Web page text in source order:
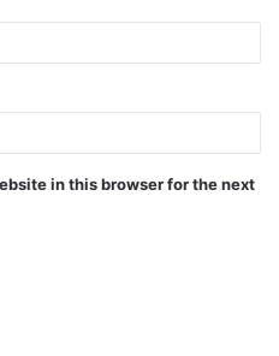
in this browser for the next